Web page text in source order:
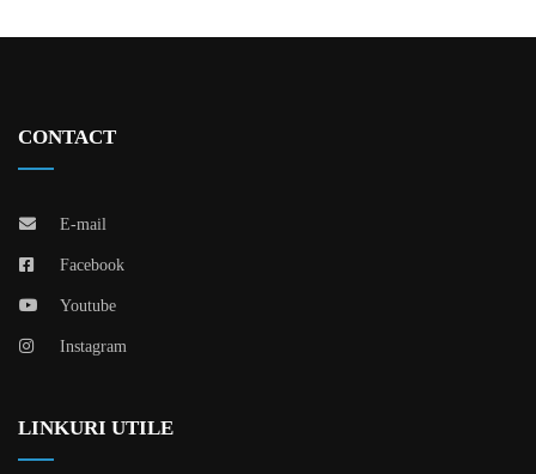
CONTACT
E-mail
Facebook
Youtube
Instagram
LINKURI UTILE